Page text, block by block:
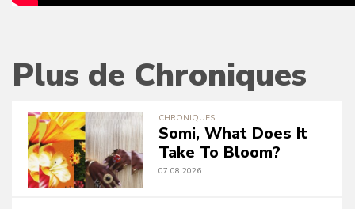
Plus de Chroniques
CHRONIQUES
Somi, What Does It
Take To Bloom?
07.08.2026